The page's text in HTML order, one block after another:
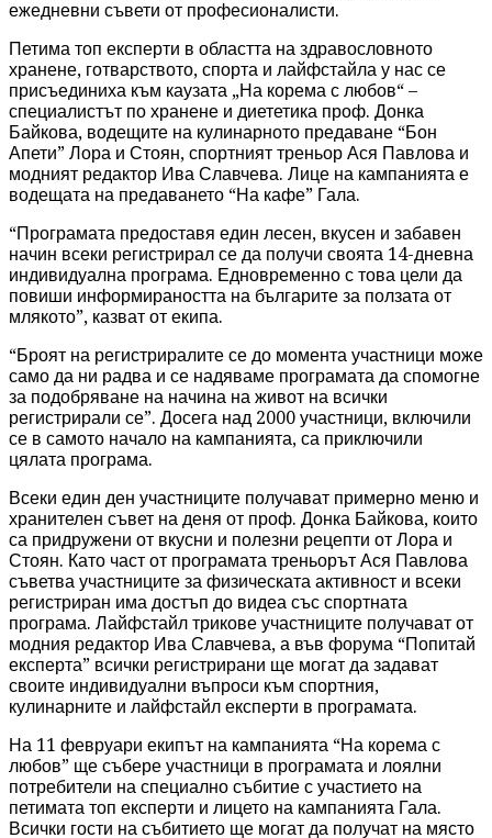
ежедневни съвети от професионалисти.
Петима топ експерти в областта на здравословното
хранене, готварството, спорта и лайфстайла у нас се
присъединиха към каузата „На корема с любов“ –
специалистът по хранене и диететика проф. Донка
Байкова, водещите на кулинарното предаване “Бон
Апети” Лора и Стоян, спортният треньор Ася Павлова и
модният редактор Ива Славчева. Лице на кампанията е
водещата на предаването “На кафе” Гала.
“Програмата предоставя един лесен, вкусен и забавен
начин всеки регистрирал се да получи своята 14-дневна
индивидуална програма. Едновременно с това цели да
повиши информираността на българите за ползата от
млякото”, казват от екипа.
“Броят на регистриралите се до момента участници може
само да ни радва и се надяваме програмата да спомогне
за подобряване на начина на живот на всички
регистрирали се”. Досега над 2000 участници, включили
се в самото начало на кампанията, са приключили
цялата програма.
Всеки един ден участниците получават примерно меню и
хранителен съвет на деня от проф. Донка Байкова, които
са придружени от вкусни и полезни рецепти от Лора и
Стоян. Като част от програмата треньорът Ася Павлова
съветва участниците за физическата активност и всеки
регистриран има достъп до видеа със спортната
програма. Лайфстайл трикове участниците получават от
модния редактор Ива Славчева, а във форума “Попитай
експерта” всички регистрирани ще могат да задават
своите индивидуални въпроси към спортния,
кулинарните и лайфстайл експерти в програмата.
На 11 февруари екипът на кампанията “На корема с
любов” ще събере участници в програмата и лоялни
потребители на специално събитие с участието на
петимата топ експерти и лицето на кампанията Гала.
Всички гости на събитието ще могат да получат на място